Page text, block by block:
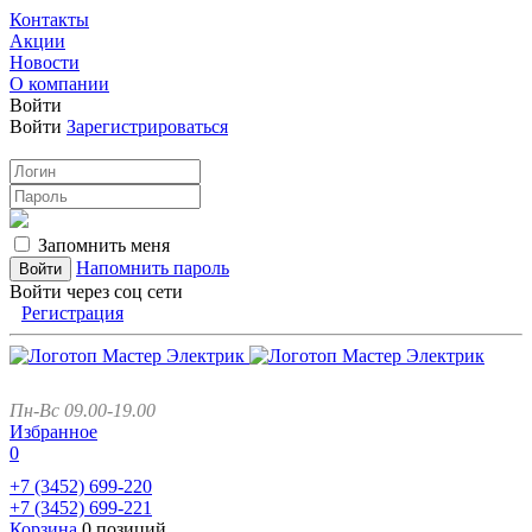
Контакты
Акции
Новости
О компании
Войти
Войти Зарегистрироваться
Запомнить меня
Напомнить пароль
Войти через соц сети
Регистрация
Пн-Вс 09.00-19.00
Избранное
0
+7 (3452) 699-220
+7 (3452) 699-221